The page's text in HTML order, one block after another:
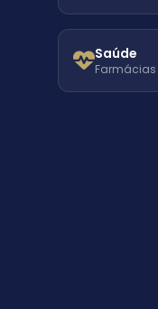
Saúde